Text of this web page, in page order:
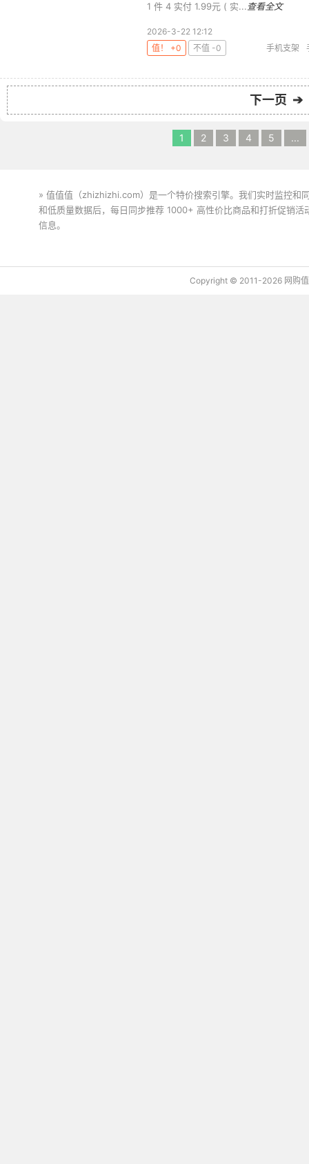
1 件 4 实付 1.99元 ( 实... 查看全文
2026-3-22 12:12
值！ +0
不值 -0 手机支架
下一页 ➔
1 2 3 4 5 ...
» 值值值（zhizhizhi.com）是一个特价搜索引擎。我们实时监控和
和低质量数据后，每日同步推荐 1000+ 高性价比商品和打折促销
信息。
Copyright © 2011-2026 网购